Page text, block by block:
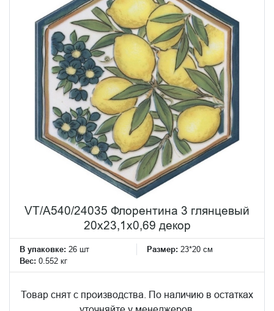
VT/A540/24035 Флорентина 3 глянцевый
20x23,1x0,69 декор
В упаковке: 26 шт Размер: 23*20 см
Вес: 0.552 кг
Товар снят с производства. По наличию в остатках